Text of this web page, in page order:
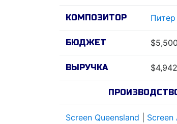
КОМПОЗИТОР
БЮДЖЕТ
ВЫРУЧКА
Screen Queensland Screen